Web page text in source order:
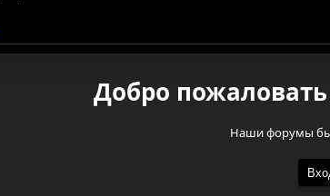
Добро
Наши форумы